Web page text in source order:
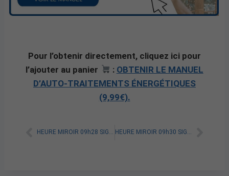
Pour l’obtenir directement, cliquez ici pour
l’ajouter au panier
: OBTENIR LE MANUEL
D’AUTO-TRAITEMENTS ÉNERGÉTIQUES
(9,99€).
HEURE MIROIR 09h28 SIGNIFICATION SPIRITUELLE [A LIRE] HEURE MIROIR 09h30 SIGNIFICATION SPIRITUELLE [A LIRE]